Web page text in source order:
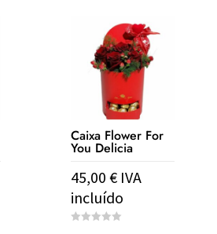
Caixa Flower For
You Delicia
45,00 € IVA
incluído